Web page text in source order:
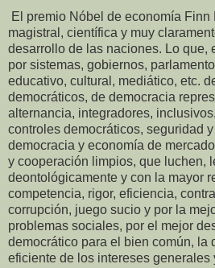
El premio Nóbel de economía Finn
magistral, científica y muy
desarrollo de las naciones. Lo que,
por sistemas, gobiernos,
educativo, cultural, mediático, etc.
democráticos, de democracia
alternancia, integradores,
controles democráticos, seguridad
democracia y economía de
y cooperación limpios, que luchen,
deontológicamente y con la mayor
competencia, rigor, eficiencia,
corrupción, juego sucio y por la
problemas sociales, por el mejor
democrático para el bien común, la
eficiente de los intereses generales